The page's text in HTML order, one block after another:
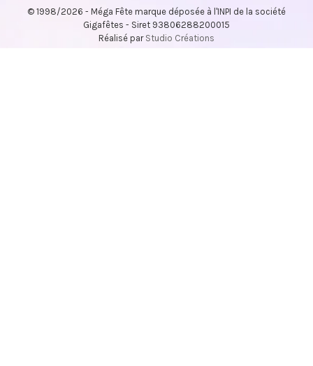
© 1998/2026 - Méga Fête marque déposée à l'INPI de la société
Gigafêtes - Siret 93806288200015
Réalisé par Studio Créations